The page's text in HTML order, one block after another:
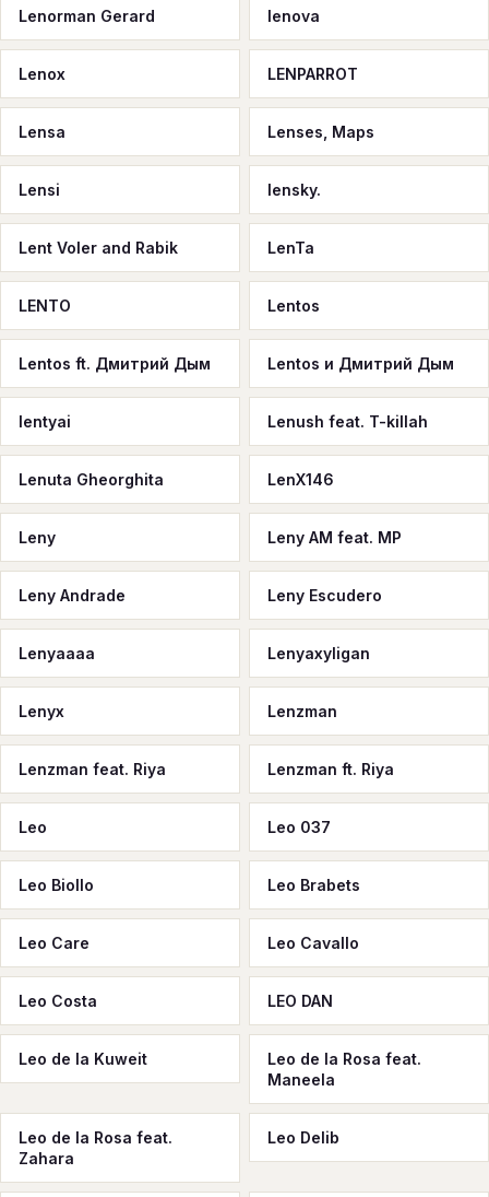
Lenorman Gerard lenova
Lenox LENPARROT
Lensa Lenses, Maps
Lensi lensky.
Lent Voler and Rabik LenTa
LENTO Lentos
Lentos ft. Дмитрий Дым Lentos и Дмитрий Дым
lentyai Lenush feat. T-killah
Lenuta Gheorghita LenX146
Leny Leny AM feat. MP
Leny Andrade Leny Escudero
Lenyaaaa Lenyaxyligan
Lenyx Lenzman
Lenzman feat. Riya Lenzman ft. Riya
Leo Leo 037
Leo Biollo Leo Brabets
Leo Care Leo Cavallo
Leo Costa LEO DAN
Leo de la Kuweit
Leo de la Rosa feat.
Maneela
Leo de la Rosa feat.
Zahara
Leo Delib